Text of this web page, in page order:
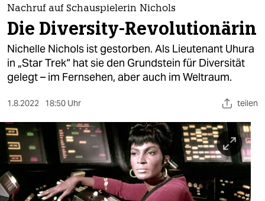
themen
politik
öko
gesellschaft
sport
berlin
nord
Nachruf auf Schauspielerin Nichols
Die Diversity-Revolutionärin
Nichelle Nichols ist gestorben. Als Lieutenant Uhura
in „Star Trek“ hat sie den Grundstein für Diversität
gelegt – im Fernsehen, aber auch im Weltraum.
1.8.2022 18:50 Uhr teilen